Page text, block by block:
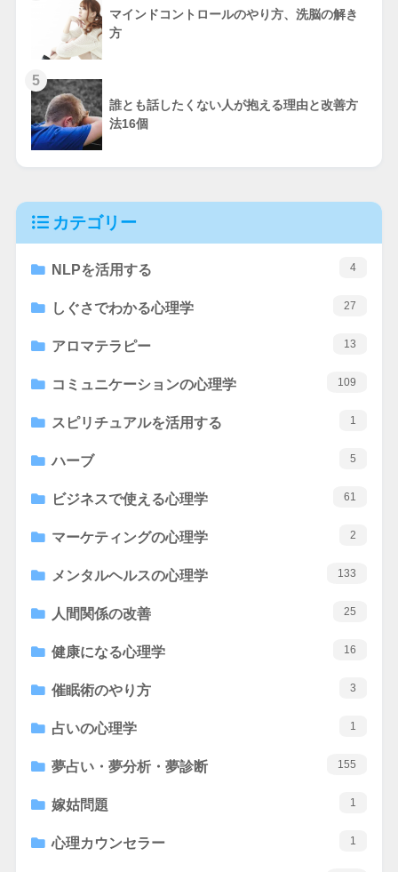
マインドコントロールのやり方、洗脳の解き
方
5
誰とも話したくない人が抱える理由と改善方
法16個
カテゴリー
NLPを活用する 4
しぐさでわかる心理学 27
アロマテラピー 13
コミュニケーションの心理学 109
スピリチュアルを活用する 1
ハーブ 5
ビジネスで使える心理学 61
マーケティングの心理学 2
メンタルヘルスの心理学 133
人間関係の改善 25
健康になる心理学 16
催眠術のやり方 3
占いの心理学 1
夢占い・夢分析・夢診断 155
嫁姑問題 1
心理カウンセラー 1